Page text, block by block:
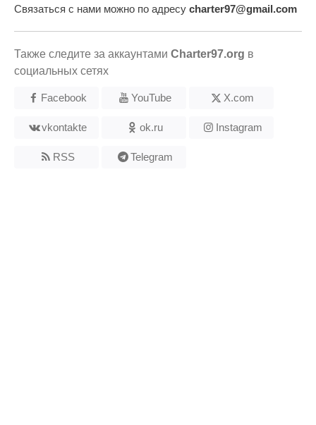
Связаться с нами можно по адресу charter97@gmail.com
Также следите за аккаунтами Charter97.org в
социальных сетях
Facebook YouTube X.com
vkontakte ok.ru Instagram
RSS Telegram